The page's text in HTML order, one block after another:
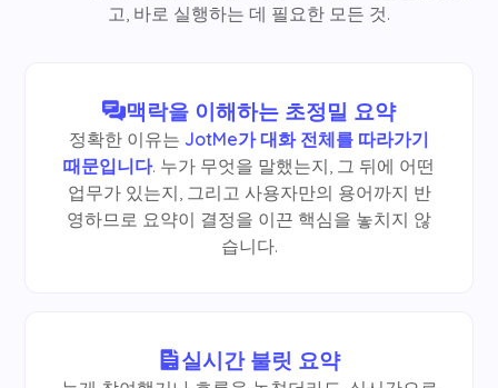
고, 바로 실행하는 데 필요한 모든 것.
맥락을 이해하는 초정밀 요약
정확한 이유는 JotMe가 대화 전체를 따라가기
때문입니다. 누가 무엇을 말했는지, 그 뒤에 어떤
업무가 있는지, 그리고 사용자만의 용어까지 반
영하므로 요약이 결정을 이끈 핵심을 놓치지 않
습니다.
실시간 불릿 요약